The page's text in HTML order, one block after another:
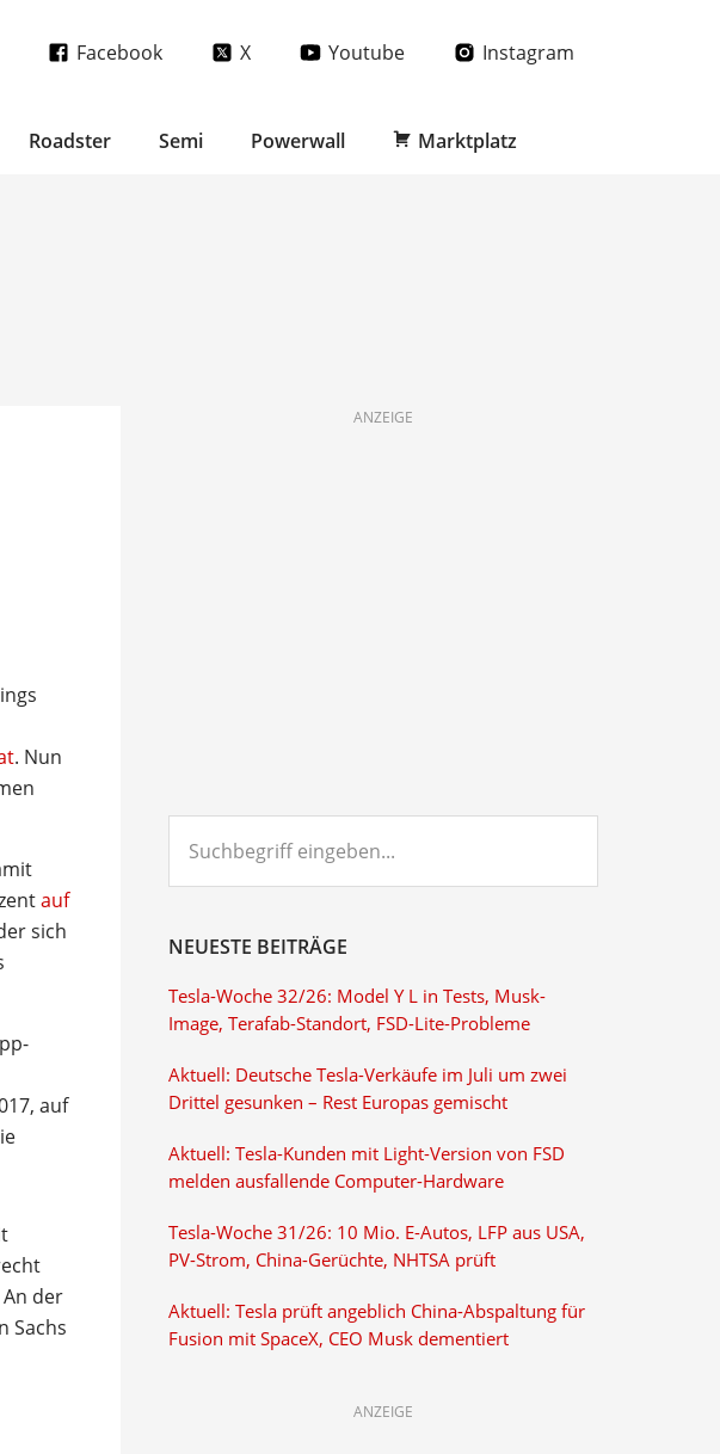
Facebook X Youtube Instagram
Roadster Semi Powerwall Marktplatz
. Nun
auf
sich
auf
der
Sachs
ANZEIGE
eingeben...
NEUESTE BEITRÄGE
Tesla-Woche 32/26: Model Y L in Tests, Musk-
Image, Terafab-Standort, FSD-Lite-Probleme
Aktuell: Deutsche Tesla-Verkäufe im Juli um zwei
Drittel gesunken – Rest Europas gemischt
Aktuell: Tesla-Kunden mit Light-Version von FSD
melden ausfallende Computer-Hardware
Tesla-Woche 31/26: 10 Mio. E-Autos, LFP aus USA,
PV-Strom, China-Gerüchte, NHTSA prüft
Aktuell: Tesla prüft angeblich China-Abspaltung für
Fusion mit SpaceX, CEO Musk dementiert
ANZEIGE